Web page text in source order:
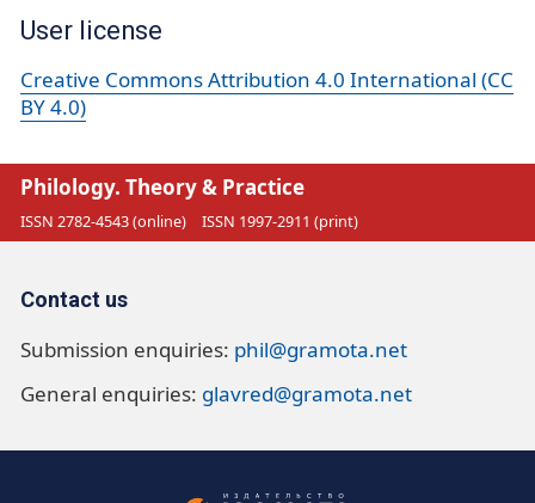
User license
Creative Commons Attribution 4.0 International (CC
BY 4.0)
Philology. Theory & Practice
ISSN 2782-4543 (online) ISSN 1997-2911 (print)
Contact us
Submission enquiries: phil@gramota.net
General enquiries: glavred@gramota.net